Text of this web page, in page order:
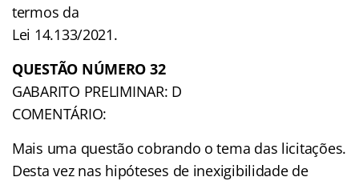
termos da
Lei 14.133/2021.
QUESTÃO NÚMERO 32
GABARITO PRELIMINAR: D
COMENTÁRIO:
Mais uma questão cobrando o tema das licitações.
Desta vez nas hipóteses de inexigibilidade de